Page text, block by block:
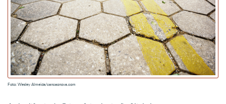
Foto: Wesley Almeida/cancaonova.com